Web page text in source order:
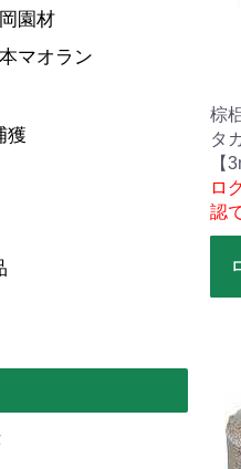
園材
マオラン
獲
棕
タ
【
ロ
認